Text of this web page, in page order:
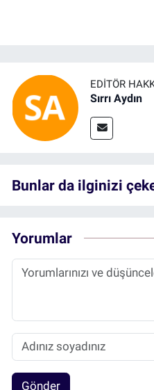
EDITÖR
Sırrı Aydın
Bunlar da ilginizi
Yorumlar
Gönder